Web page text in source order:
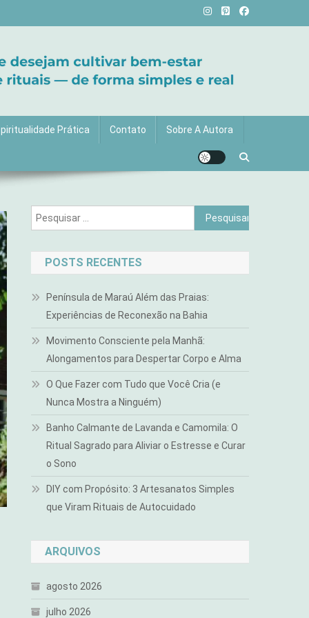
Prática Contato Sobre A Autora
Pesquisar
por:
POSTS RECENTES
Península de Maraú Além das Praias:
Experiências de Reconexão na Bahia
Movimento Consciente pela Manhã:
Alongamentos para Despertar Corpo e Alma
O Que Fazer com Tudo que Você Cria (e
Nunca Mostra a Ninguém)
Banho Calmante de Lavanda e Camomila: O
Ritual Sagrado para Aliviar o Estresse e Curar
o Sono
DIY com Propósito: 3 Artesanatos Simples
que Viram Rituais de Autocuidado
ARQUIVOS
agosto 2026
julho 2026